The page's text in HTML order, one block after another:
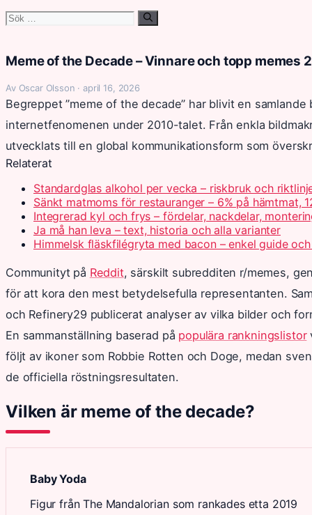
Sök
Meme of the Decade – Vinnare och topp memes
Av Oscar Olsson · april 16, 2026
Begreppet ”meme of the decade” har blivit en
internetfenomenen under 2010-talet. Från enkla
utvecklats till en global kommunikationsform som
Relaterat
Standardglas alkohol per vecka – riskbruk och
Sänkt matmoms för restauranger – 6% på hämtmat,
Integrerad kyl och frys – fördelar, nackdelar,
Ja må han leva – text, historia och alla varianter
Himmelsk fläskfilégryta med bacon – enkel guide
Communityt på Reddit, särskilt subredditen r/memes,
för att kora den mest betydelsefulla representanten.
och Refinery29 publicerat analyser av vilka bilder och
En sammanställning baserad på populära rankningslistor
följt av ikoner som Robbie Rotten och Doge, medan
de officiella röstningsresultaten.
Vilken är meme of the decade?
Baby Yoda
Figur från The Mandalorian som rankades etta 2019